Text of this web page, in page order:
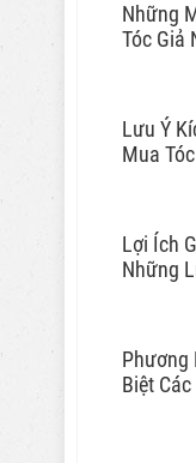
Những
Tóc Giả
Lưu Ý
Mua
Lợi Ích
Những
Phương
Biệt